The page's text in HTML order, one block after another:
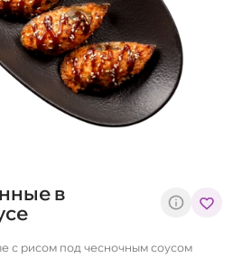
в
с рисом под чесночным соусом